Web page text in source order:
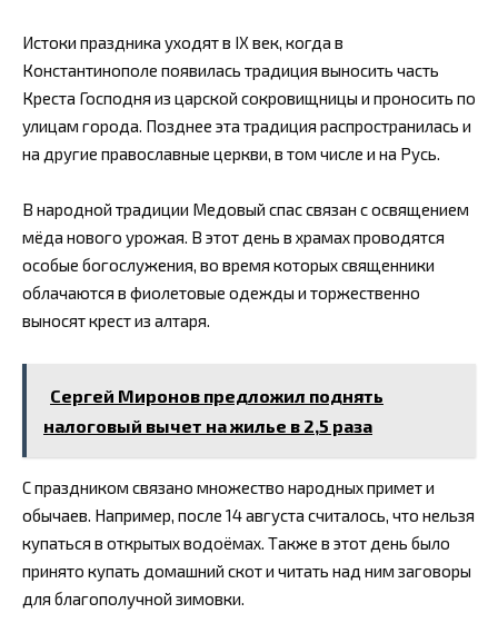
Истоки праздника уходят в IX век, когда в
Константинополе появилась традиция выносить часть
Креста Господня из царской сокровищницы и проносить по
улицам города. Позднее эта традиция распространилась и
на другие православные церкви, в том числе и на Русь.
В народной традиции Медовый спас связан с освящением
мёда нового урожая. В этот день в храмах проводятся
особые богослужения, во время которых священники
облачаются в фиолетовые одежды и торжественно
выносят крест из алтаря.
Сергей Миронов предложил поднять
налоговый вычет на жилье в 2,5 раза
С праздником связано множество народных примет и
обычаев. Например, после 14 августа считалось, что нельзя
купаться в открытых водоёмах. Также в этот день было
принято купать домашний скот и читать над ним заговоры
для благополучной зимовки.